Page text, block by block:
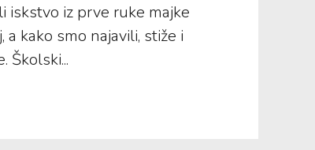
iskstvo iz prve ruke majke
kako smo najavili, stiže i
Školski...